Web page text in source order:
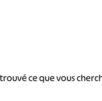
ce que vous
#
#